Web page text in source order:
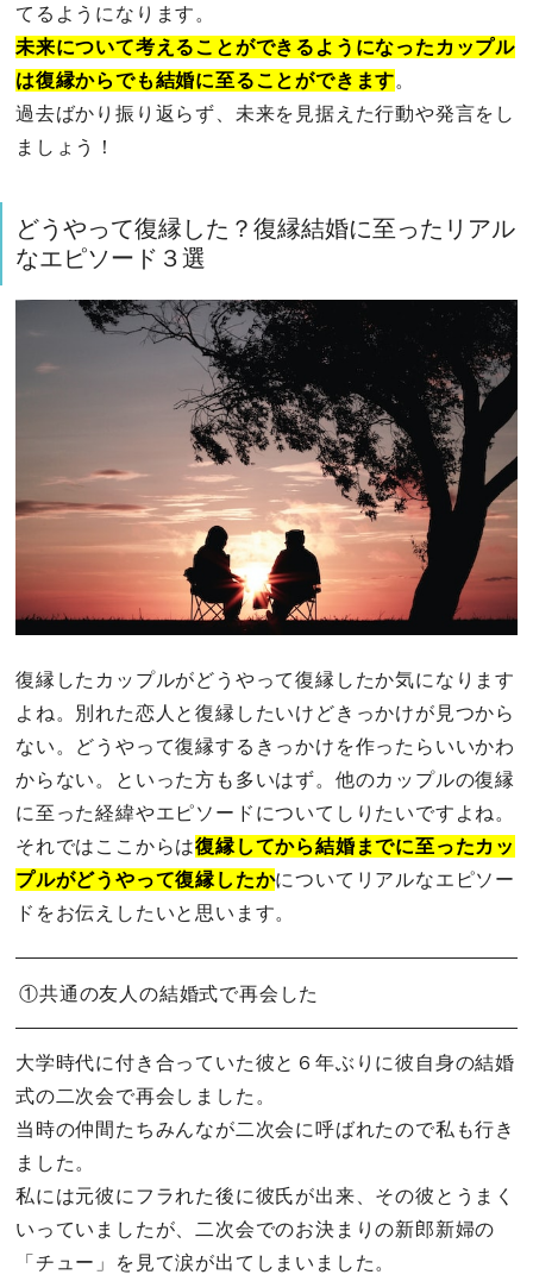
てるようになります。
未来について考えることができるようになったカップル
は復縁からでも結婚に至ることができます。
過去ばかり振り返らず、未来を見据えた行動や発言をし
ましょう！
どうやって復縁した？復縁結婚に至ったリアル
なエピソード３選
復縁したカップルがどうやって復縁したか気になります
よね。別れた恋人と復縁したいけどきっかけが見つから
ない。どうやって復縁するきっかけを作ったらいいかわ
からない。といった方も多いはず。他のカップルの復縁
に至った経緯やエピソードについてしりたいですよね。
それではここからは復縁してから結婚までに至ったカッ
プルがどうやって復縁したかについてリアルなエピソー
ドをお伝えしたいと思います。
①共通の友人の結婚式で再会した
大学時代に付き合っていた彼と６年ぶりに彼自身の結婚
式の二次会で再会しました。
当時の仲間たちみんなが二次会に呼ばれたので私も行き
ました。
私には元彼にフラれた後に彼氏が出来、その彼とうまく
いっていましたが、二次会でのお決まりの新郎新婦の
「チュー」を見て涙が出てしまいました。